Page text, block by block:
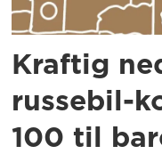
Kraftig
russebil-
100 til